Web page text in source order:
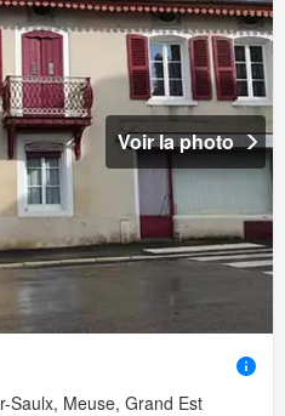
Voir la photo
Saulx, Meuse, Grand Est